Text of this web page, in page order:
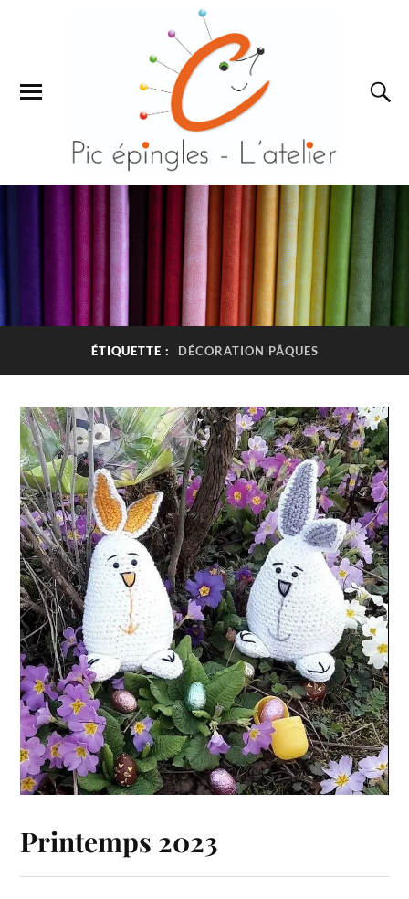
ÉTIQUETTE : DÉCORATION PÂQUES
Printemps 2023